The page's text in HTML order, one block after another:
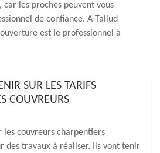
car les proches peuvent vous
de confiance. A Tallud
est le professionnel à
SUR LES TARIFS
COUVREURS
les couvreurs charpentiers
des travaux à réaliser. Ils vont tenir